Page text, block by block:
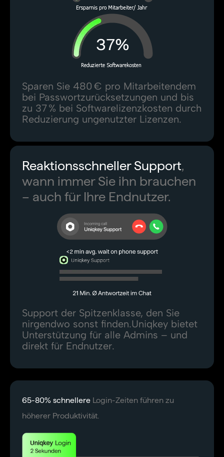
Sparen Sie 480 € pro Mitarbeitendem
bei Passwortzurücksetzungen und bis
zu 37 % bei Softwarelizenzkosten durch
Reduzierung ungenutzter Lizenzen.
Reaktionsschneller Support,
wann immer Sie ihn brauchen
– auch für Ihre Endnutzer.
Support der Spitzenklasse, den Sie
nirgendwo sonst finden.Uniqkey bietet
Unterstützung für alle Admins – und
direkt für Endnutzer.
65-80% schnellere Login-Zeiten führen zu
höherer Produktivität.